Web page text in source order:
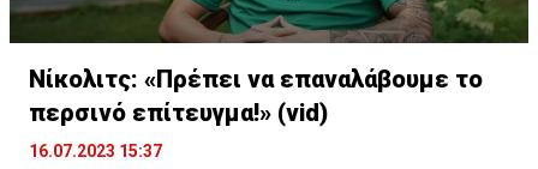
Νίκολιτς: «Πρέπει να επαναλάβουμε το
περσινό επίτευγμα!» (vid)
16.07.2023 15:37